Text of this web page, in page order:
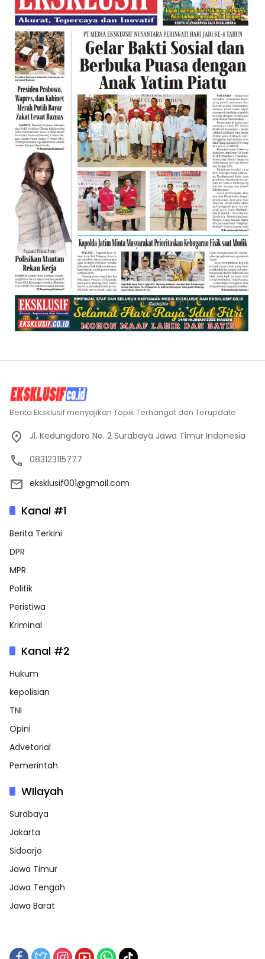
Berita Eksklusif menyajikan Topik Terhangat dan Terupdate
Jl. Kedungdoro No. 2 Surabaya Jawa Timur Indonesia
083123115777
eksklusif001@gmail.com
Kanal #1
Berita Terkini
DPR
MPR
Politik
Peristiwa
Kriminal
Kanal #2
Hukum
kepolisian
TNI
Opini
Advetorial
Pemerintah
WIlayah
Surabaya
Jakarta
Sidoarjo
Jawa Timur
Jawa Tengah
Jawa Barat